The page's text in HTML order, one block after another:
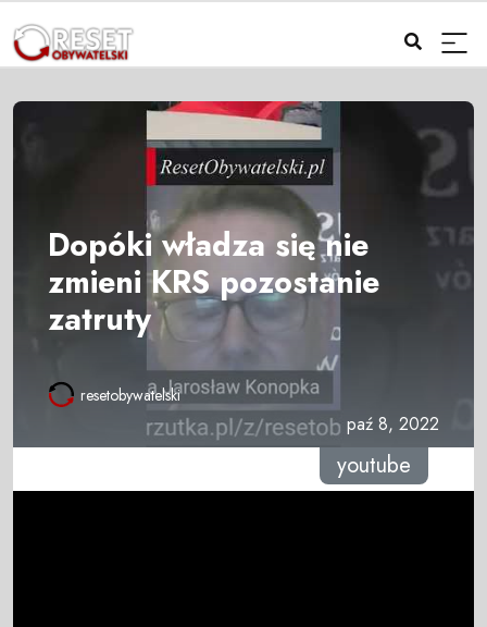
Dopóki władza się nie
zmieni KRS pozostanie
zatruty
resetobywatelski
paź 8, 2022
youtube